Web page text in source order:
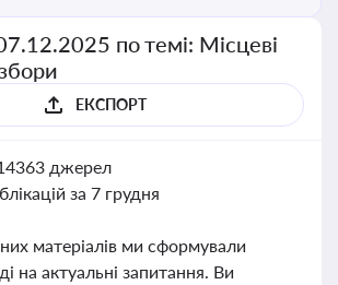
по темі: Місцеві
ЕКСПОРТ
джерел
за 7 грудня
матеріалів ми сформували
на актуальні запитання. Ви